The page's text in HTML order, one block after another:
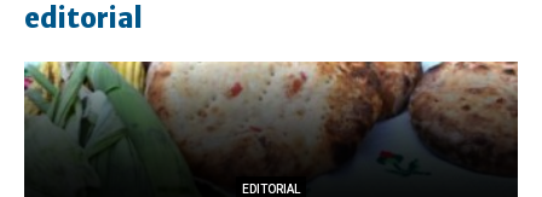
editorial
EDITORIAL
EDITORIAL